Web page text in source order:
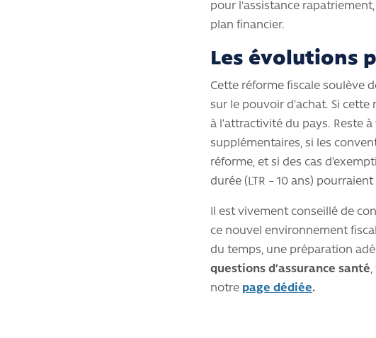
pour l'assistance
plan financier.
Les évolutions
Cette réforme fiscale soulève
sur le pouvoir d’achat. Si
à l’attractivité du pays. Reste
supplémentaires, si les
réforme, et si des cas
durée (LTR – 10 ans)
Il est vivement conseillé de
ce nouvel environnement
du temps, une préparation
questions d’assurance santé,
notre page dédiée.